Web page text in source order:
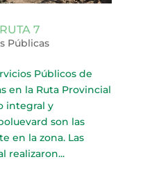
7
Públicas
Públicos de
en la Ruta Provincial
integral y
son las
en la zona. Las
realizaron...